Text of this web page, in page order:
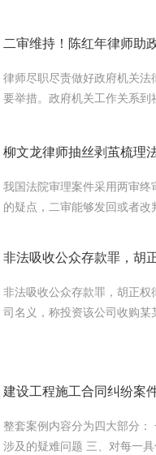
二审维持！陈红年律师助
律师尽职尽责做好政府机关
要举措。政府机关工作关系
柳文龙律师抽丝剥茧梳理
我国法院审理案件采用两审
的疑点，二审能够发回或者
介 2018年8月22日，王达飞
让协议》，约定： 鉴于1、山
飞原持有山南牧野公司50%股
非法吸收公众存款罪，胡
非法吸收公众存款罪，胡正
司名义，称投资该公司收购某
议适用缓刑的思路。 在本案
多年的办案经验...
建设工程施工合同纠纷案
整套案例内容分为四大部分
涉及的疑难问题 三、对每一